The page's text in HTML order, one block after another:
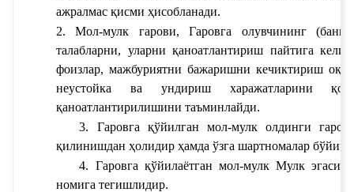
ажралмас қисми ҳисобланади.
2. Мол-мулк гарови, Гаровга олувчининг
талабларни, уларни қаноатлантириш пайтига
фоизлар, мажбуриятни бажаришни кечиктириш
неустойка ва ундириш харажатларини
қаноатлантирилишини таъминлайди.
3. Гаровга қўйилган мол-мулк олдинги
қилинишдан ҳолидир ҳамда ўзга шартномалар
4. Гаровга қўйилаётган мол-мулк Мулк
номига тегишлидир.